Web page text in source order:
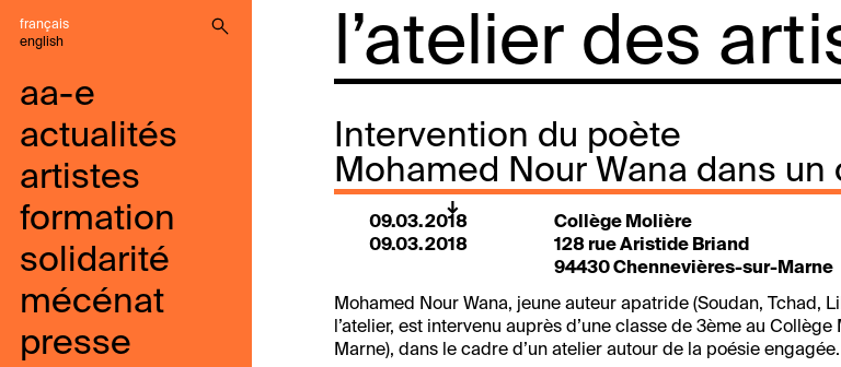
l’atelier des
français
english
aa-e
actualités
artistes
formation
solidarité
mécénat
presse
Intervention du poète
Mohamed Nour Wana dans un
09.03.2018
09.03.2018
Collège Molière
128 rue Aristide Briand
94430 Chennevières-sur-Marne
Mohamed Nour Wana, jeune auteur apatride (Soudan, Tchad,
l’atelier, est intervenu auprès d’une classe de 3ème au
Marne), dans le cadre d’un atelier autour de la poésie engagée.